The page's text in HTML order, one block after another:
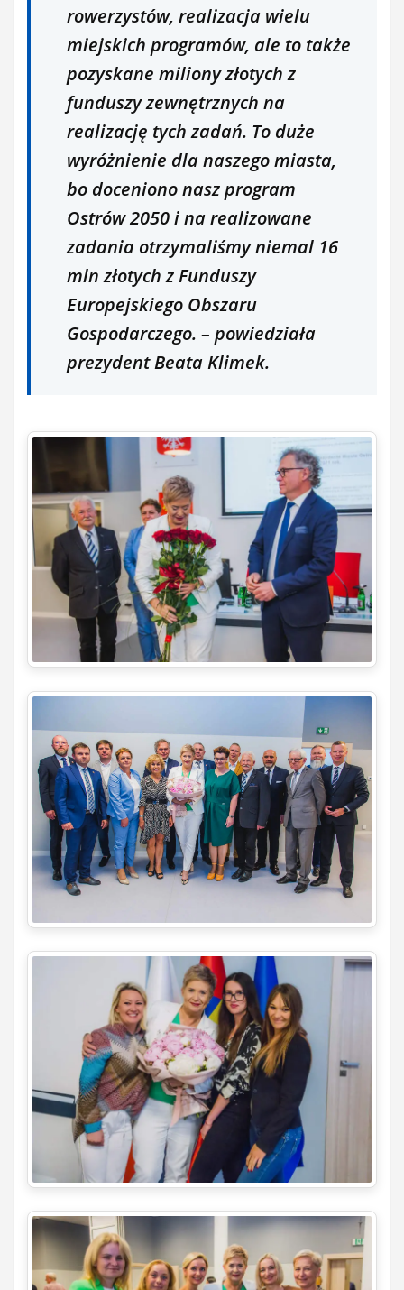
rowerzystów, realizacja wielu
miejskich programów, ale to także
pozyskane miliony złotych z
funduszy zewnętrznych na
realizację tych zadań. To duże
wyróżnienie dla naszego miasta,
bo doceniono nasz program
Ostrów 2050 i na realizowane
zadania otrzymaliśmy niemal 16
mln złotych z Funduszy
Europejskiego Obszaru
Gospodarczego. – powiedziała
prezydent Beata Klimek.